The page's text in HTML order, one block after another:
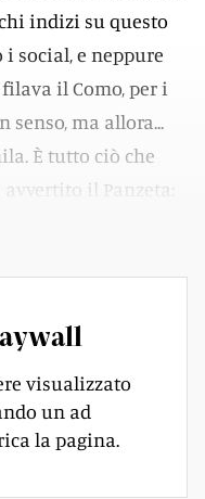
indizi su questo
i social, e neppure
il Como, per i
senso, ma allora...
È tutto ciò che
il Panzeta:
visualizzato
un ad
la pagina.